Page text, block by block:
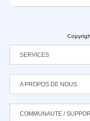
SERVICES
A PROPOS DE NOUS
COMMUNAUTE /